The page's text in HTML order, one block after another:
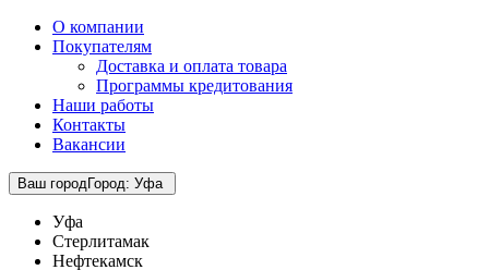
О компании
Покупателям
Доставка и оплата товара
Программы кредитования
Наши работы
Контакты
Вакансии
Ваш городГород: Уфа
Уфа
Стерлитамак
Нефтекамск